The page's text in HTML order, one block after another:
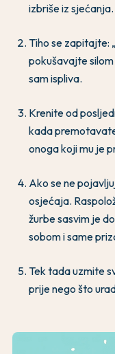
izbriše iz sjećanja.
Tiho se zapitajte:
pokušavajte
sam ispliva.
Krenite od
kada
onoga koji mu je
Ako se ne
osjećaja.
žurbe sasvim je
sobom i same
Tek tada uzmite
prije nego što